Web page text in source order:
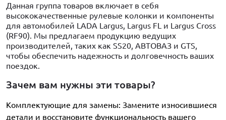
Данная группа товаров включает в себя
высококачественные рулевые колонки и компоненты
для автомобилей LADA Largus, Largus FL и Largus Cross
(RF90). Мы предлагаем продукцию ведущих
производителей, таких как SS20, АВТОВАЗ и GTS,
чтобы обеспечить надежность и долговечность ваших
поездок.
Зачем вам нужны эти товары?
Комплектующие для замены: Замените износившиеся
детали и восстановите функциональность вашего